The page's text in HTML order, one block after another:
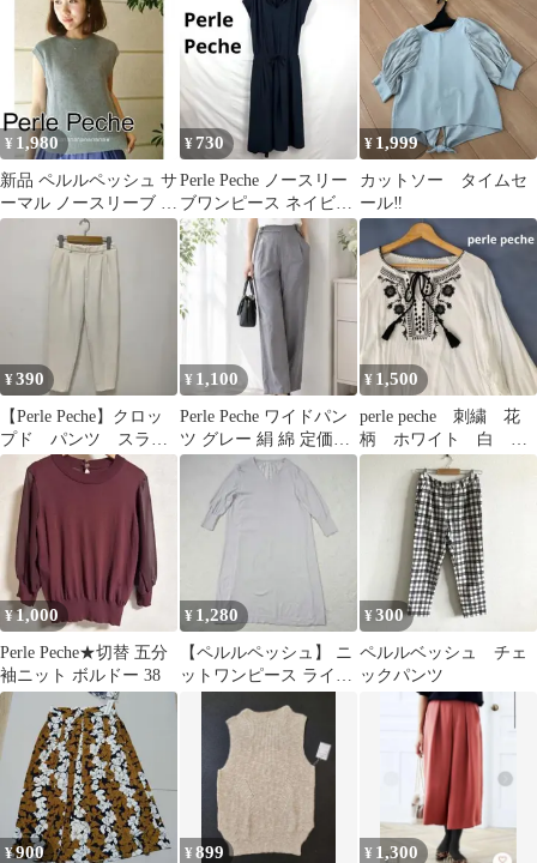
¥ 1,980
新品 ペルルペッシュ サ
ーマル ノースリーブ ニ
ット プルオーバー ノ
¥730
Perle Peche ノースリー
ブワンピース ネイビー
L
¥ 1,999
カットソー タイムセ
ール‼️
¥390
【Perle Peche】クロッ
プド パンツ スラッ
クス テーパード ツ
ータック
¥ 1,100
Perle Peche ワイドパン
ツ グレー 絹 綿 定価
18700円
¥ 1,500
perle peche 刺繍 花
柄 ホワイト 白 長
袖 ブラウス エスニ
¥1,000
Perle Peche★切替 五分
袖ニット ボルドー 38
¥ 1,280
【ペルルペッシュ】 ニ
ットワンピース ライト
¥300
ペルルベッシュ チェ
ックパンツ
¥900 ¥899 ¥ 1,300